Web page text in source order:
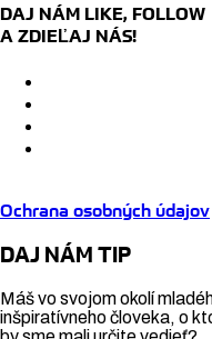
DAJ NÁM LIKE, FOLLOW
A ZDIEĽAJ NÁS!
Ochrana osobných údajov
DAJ NÁM TIP
Máš vo svojom okolí
inšpiratívneho človeka, o